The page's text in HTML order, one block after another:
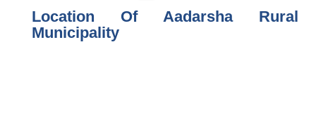
Location Of Aadarsha Rural
Municipality